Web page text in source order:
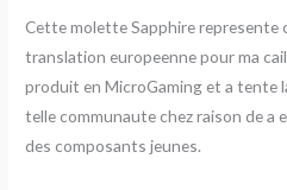
Cette molette Sapphire represente
translation europeenne pour ma
produit en MicroGaming et a tente
telle communaute chez raison de a
des composants jeunes.